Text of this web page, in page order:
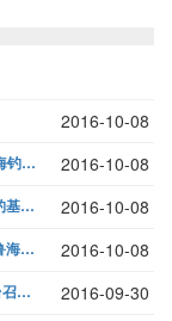
2016-10-08
“渔夫垂钓”品牌推介暨2016“鲁海丰杯”全国休闲海钓邀请赛在山东省青... 2016-10-08
鲁海丰海洋牧场“一心两翼” 建青岛市最大省级海钓基地... 2016-10-08
探访国家级海洋牧场 《蓝色经济对话》走进青岛鲁海丰食品集团... 2016-10-08
山东省海洋牧场海上多功能平台建设对接会在烟台召开... 2016-09-30